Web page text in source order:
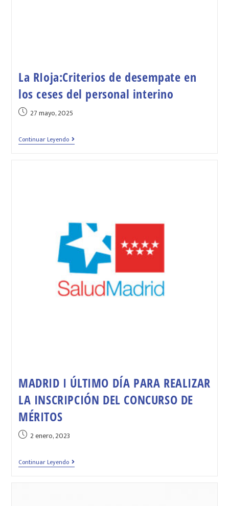
La RIoja:Criterios de desempate en
los ceses del personal interino
27 mayo, 2025
Continuar Leyendo
MADRID I ÚLTIMO DÍA PARA REALIZAR
LA INSCRIPCIÓN DEL CONCURSO DE
MÉRITOS
2 enero, 2023
Continuar Leyendo